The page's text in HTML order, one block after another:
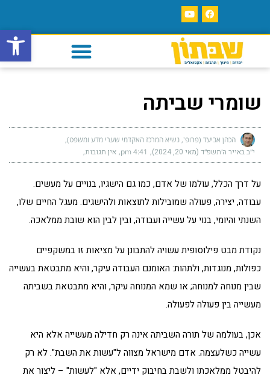
פתח
שומרי שביתה
הכהן אביעד (פרופ', נשיא המרכז האקדמי שערי מדע ומשפט)
י״ב באייר ה׳תשפ״ד (מאי 20, 2024) 4:41 pm אין תגובות
על דרך הכלל, עולמו של אדם, כמו גם הישגיו, בנויים על מעשים.
עבודה, יצירה, פעולה שמובילות לתוצאות ולהישגים. מעגל החיים שלו,
השנתי והיומי, בנוי על עשייה ועבודה, ובין לבין הוא שובת ממלאכה.
נקודת מבט פילוסופית עשויה להתבונן על מציאות זו במשקפיים
כפולות, מנוגדות, ולתהות: האומנם העבודה עיקר, והיא מתבטאת בעשייה
שבין מנוחה למנוחה; או שמא המנוחה עיקר, והיא מתבטאת בשביתה
מעשייה בין פעולה לפעולה.
אכן, בעולמה של תורה השביתה אינה רק חדילה מעשייה אלא היא
עשייה כשלעצמה. אדם מישראל מצווה ל"עשות את השבת". לא רק
להיבטל ממלאכתו ולשבת בחיבוק ידיים, אלא "לעשות" – ליצור את